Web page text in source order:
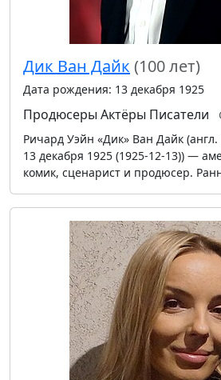
Дик Ван Дайк (100 лет)
Дата рождения: 13 декабря 1925
Продюсеры Актёры Писатели
Ричард Уэйн «Дик» Ван Дайк (англ.
13 декабря 1925 (1925-12-13)) —
комик, сценарист и продюсер.